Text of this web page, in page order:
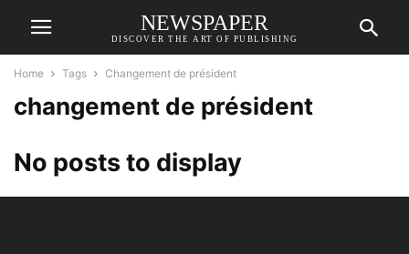
NEWSPAPER
DISCOVER THE ART OF PUBLISHING
Home Tags Changement de président
changement de président
No posts to display